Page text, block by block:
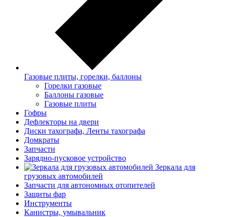
Газовые плиты, горелки, баллоны
Горелки газовые
Баллоны газовые
Газовые плиты
Гофры
Дефлекторы на двери
Диски тахографа, Ленты тахографа
Домкраты
Запчасти
Зарядно-пусковое устройство
Зеркала для
грузовых автомобилей
Запчасти для автономных отопителей
Защиты фар
Инструменты
Канистры, умывальник